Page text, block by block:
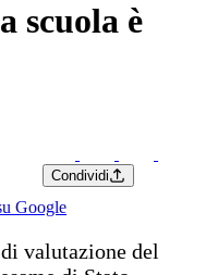
scuola è
Condividi
Google
valutazione del